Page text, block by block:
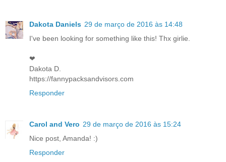
Dakota Daniels 29 de março de 2016 às 14:48
I've been looking for something like this! Thx girlie.
❤︎
Dakota D.
https://fannypacksandvisors.com
Responder
Carol and Vero 29 de março de 2016 às 15:24
Nice post, Amanda! :)
Responder